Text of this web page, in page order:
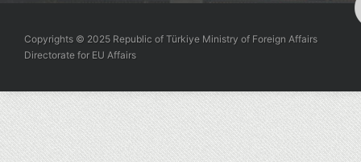
Copyrights © 2025 Republic of Türkiye Ministry of Foreign Affairs
Directorate for EU Affairs